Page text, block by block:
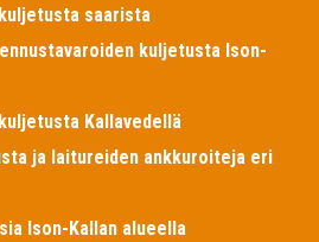
saarista
kuljetusta Ison-
Kallavedellä
ja laitureiden ankkuroiteja eri
Ison-Kallan alueella